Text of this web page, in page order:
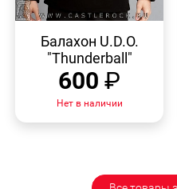
ПРОСМОТР
Балахон U.D.O.
"Thunderball"
600 ₽
Нет в наличии